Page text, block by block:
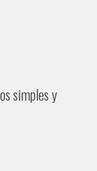
simples y